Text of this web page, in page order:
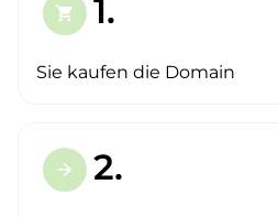
shopping_cart 1.
Sie kaufen die Domain
arrow_forward 2.